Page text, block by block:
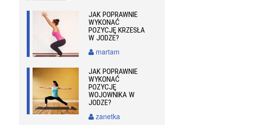
JAK POPRAWNIE
WYKONAĆ
POZYCJĘ KRZESŁA
W JODZE?
martam
JAK POPRAWNIE
WYKONAĆ
POZYCJĘ
WOJOWNIKA W
JODZE?
zanetka